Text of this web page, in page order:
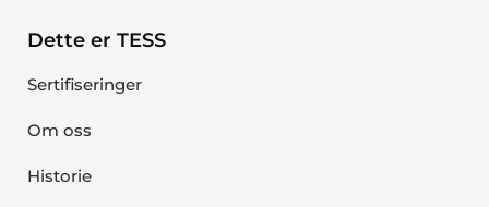
Dette er TESS
Sertifiseringer
Om oss
Historie